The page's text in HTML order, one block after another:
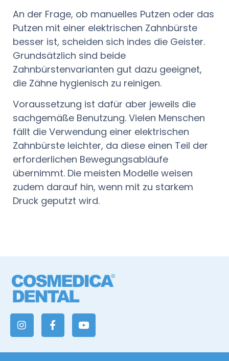
An der Frage, ob manuelles Putzen oder das
Putzen mit einer elektrischen Zahnbürste
besser ist, scheiden sich indes die Geister.
Grundsätzlich sind beide
Zahnbürstenvarianten gut dazu geeignet,
die Zähne hygienisch zu reinigen.
Voraussetzung ist dafür aber jeweils die
sachgemäße Benutzung. Vielen Menschen
fällt die Verwendung einer elektrischen
Zahnbürste leichter, da diese einen Teil der
erforderlichen Bewegungsabläufe
übernimmt. Die meisten Modelle weisen
zudem darauf hin, wenn mit zu starkem
Druck geputzt wird.